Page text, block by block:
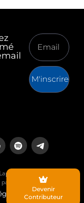
M'inscrire
est un média
ses lecteurs.
Devenir
Contributeur